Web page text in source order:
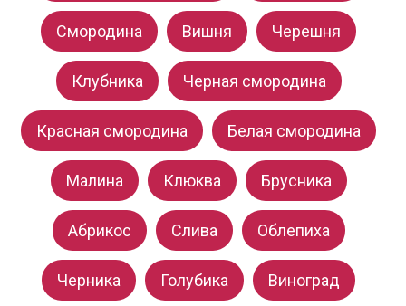
Смородина Вишня Черешня
Клубника Черная смородина
Красная смородина Белая смородина
Малина Клюква Брусника
Абрикос Слива Облепиха
Черника Голубика Виноград